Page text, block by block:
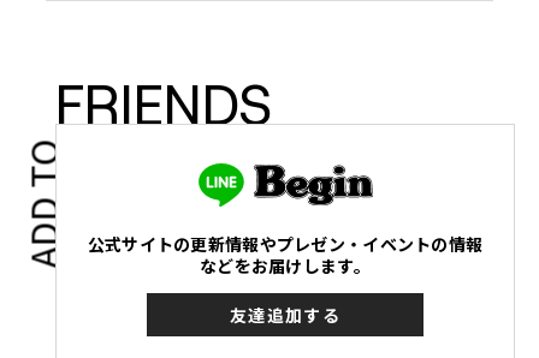
ADD TO
FRIENDS
公式サイトの更新情報やプレゼン・イベントの情報
などをお届けします。
友達追加する